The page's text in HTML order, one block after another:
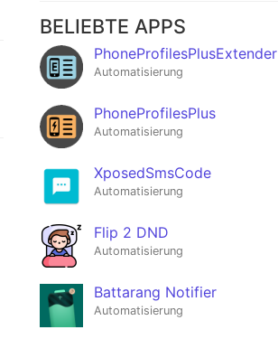
BELIEBTE APPS
PhoneProfilesPlusExtender
Automatisierung
PhoneProfilesPlus
Automatisierung
XposedSmsCode
Automatisierung
Flip 2 DND
Automatisierung
Battarang Notifier
Automatisierung